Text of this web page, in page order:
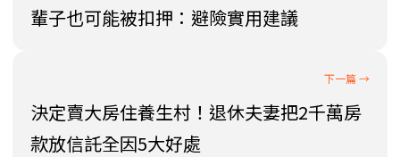
輩子也可能被扣押：避險實用建議
決定賣大房住養生村！退休夫妻把2千萬房
款放信託全因5大好處